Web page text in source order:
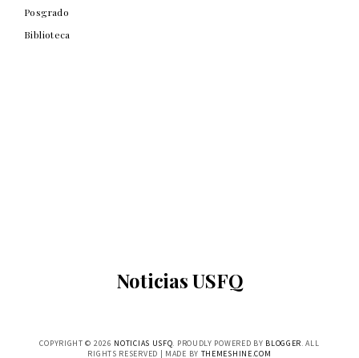
Posgrado
Biblioteca
Noticias USFQ
COPYRIGHT © 2026 NOTICIAS USFQ. PROUDLY POWERED BY BLOGGER. ALL
RIGHTS RESERVED | MADE BY THEMESHINE.COM